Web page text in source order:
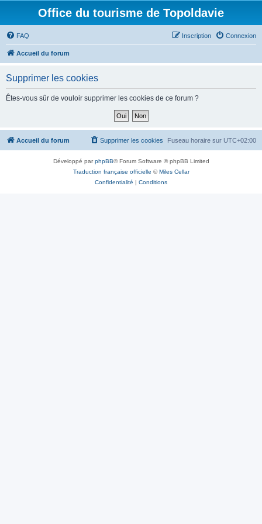
Office du tourisme de Topoldavie
FAQ Connexion
Inscription
Accueil du forum
Supprimer les cookies
Êtes-vous sûr de vouloir supprimer les cookies de ce forum ?
Accueil du forum Fuseau horaire sur UTC+02:00
Supprimer les cookies
Développé parphpBB® Forum Software © phpBB Limited
Traduction française officielle ©Miles Cellar
Confidentialité | Conditions